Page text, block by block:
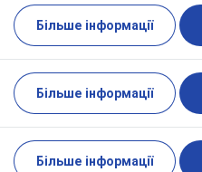
Більше інформації
Більше інформації
Більше інформації